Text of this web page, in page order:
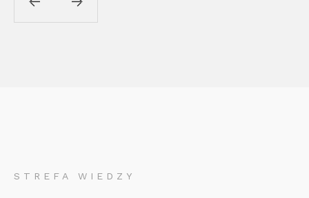
STREFA WIEDZY